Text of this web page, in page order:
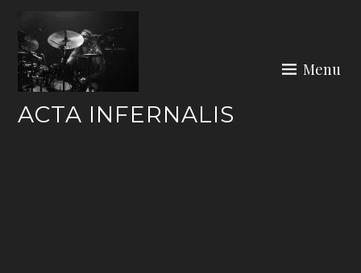
content
ACTA INFERNALIS
Menu